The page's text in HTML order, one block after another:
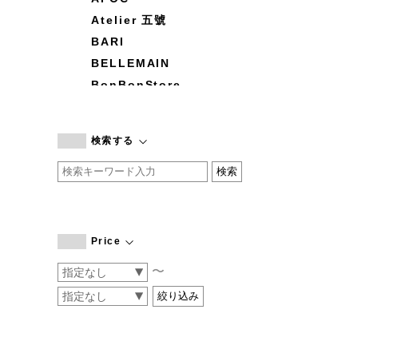
Atelier 五號
BARI
BELLEMAIN
BonBonStore
by basics
CATWORTH
COGTHEBIGSMOKE
CONVERSE
DEAN & DELUCA
検索する
Price
〜